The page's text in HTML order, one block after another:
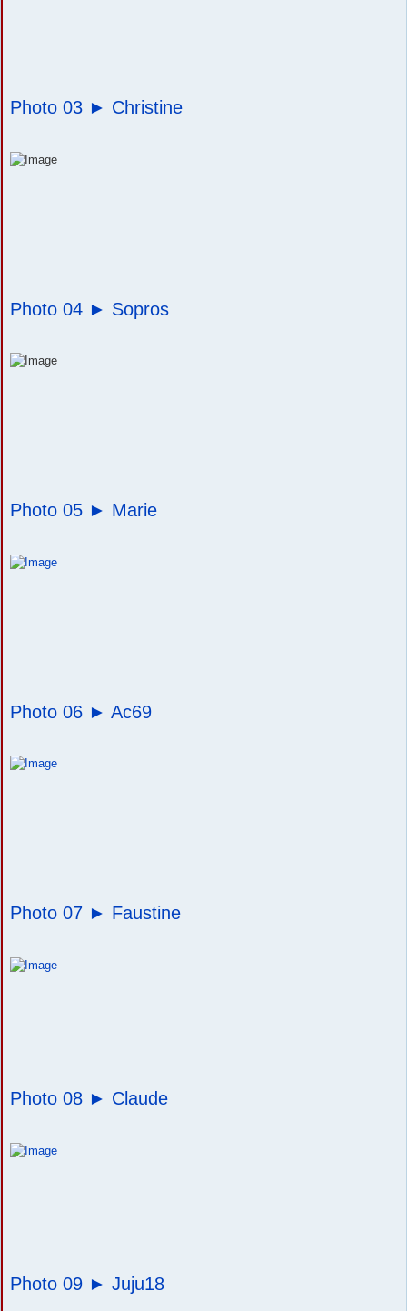
Photo 03 ► Christine
Photo 04 ► Sopros
Photo 05 ► Marie
Photo 06 ► Ac69
Photo 07 ► Faustine
Photo 08 ► Claude
Photo 09 ► Juju18